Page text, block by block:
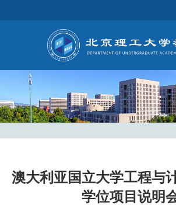
澳大利亚国立大学工程与
学位项目说明